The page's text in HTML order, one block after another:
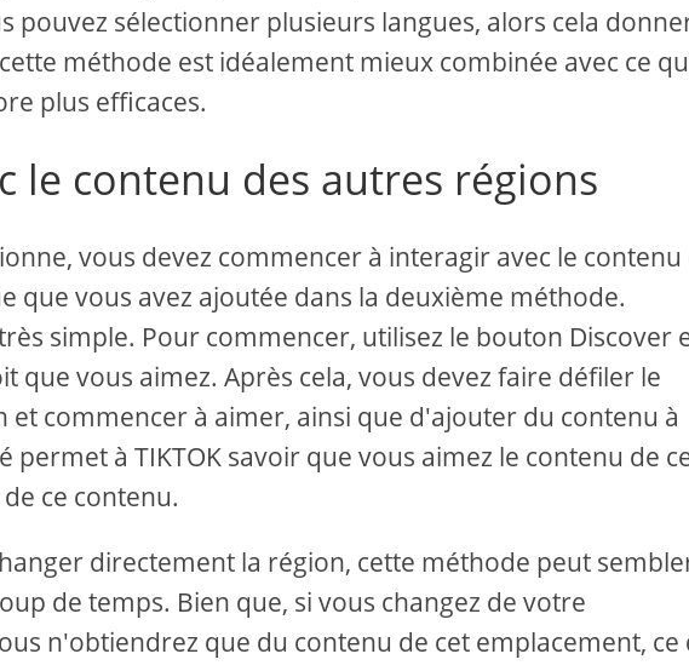
pouvez sélectionner plusieurs langues, alors cela
méthode est idéalement mieux combinée avec ce
plus efficaces.
le contenu des autres régions
vous devez commencer à interagir avec le contenu
que vous avez ajoutée dans la deuxième méthode.
simple. Pour commencer, utilisez le bouton Discover
vous aimez. Après cela, vous devez faire défiler le
et commencer à aimer, ainsi que d'ajouter du contenu à
à TIKTOK savoir que vous aimez le contenu de
ce contenu.
directement la région, cette méthode peut
de temps. Bien que, si vous changez de votre
n'obtiendrez que du contenu de cet emplacement, ce